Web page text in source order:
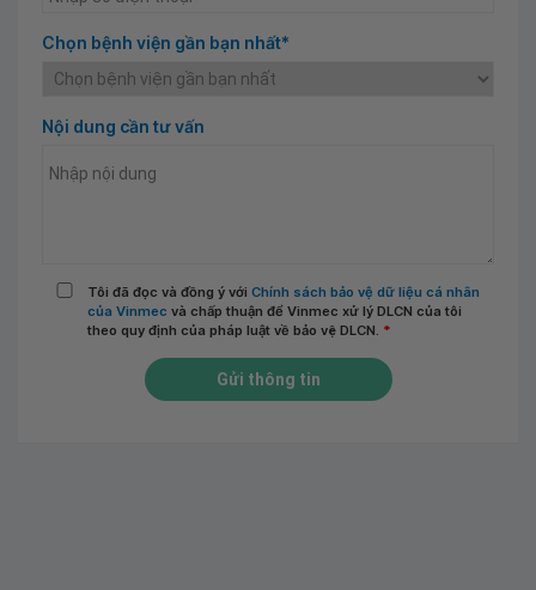
Chọn bệnh viện gần bạn nhất*
Nội dung cần tư vấn
Tôi đã đọc và đồng ý với Chính sách bảo vệ dữ liệu cá nhân
của Vinmec và chấp thuận để Vinmec xử lý DLCN của tôi
theo quy định của pháp luật về bảo vệ DLCN. *
Gửi thông tin